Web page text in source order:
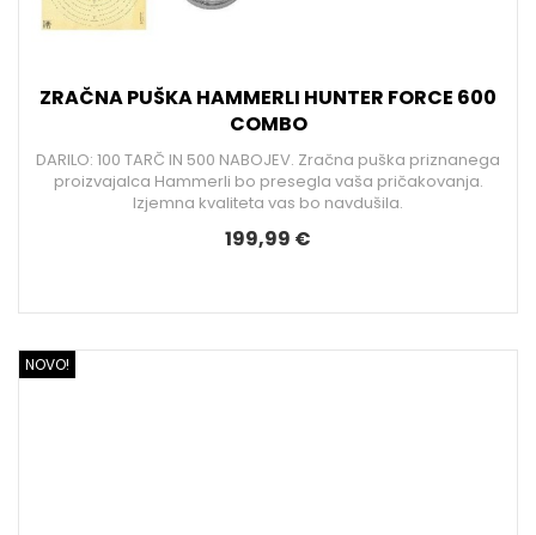
ZRAČNA PUŠKA HAMMERLI HUNTER FORCE 600
COMBO
DARILO: 100 TARČ IN 500 NABOJEV. Zračna puška priznanega
proizvajalca Hammerli bo presegla vaša pričakovanja.
Izjemna kvaliteta vas bo navdušila.
199,99 €
NOVO!